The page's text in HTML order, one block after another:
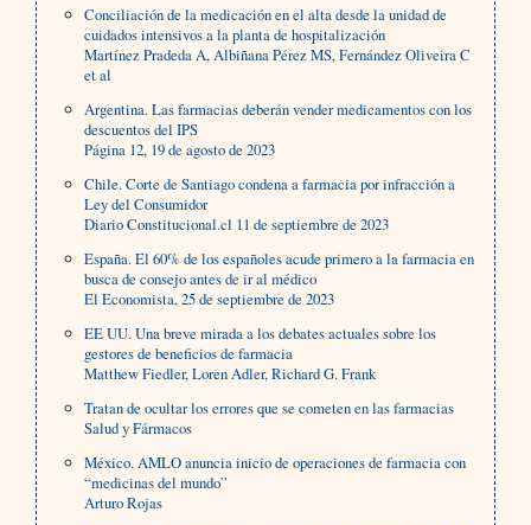
Conciliación de la medicación en el alta desde la unidad de
cuidados intensivos a la planta de hospitalización
Martínez Pradeda A, Albiñana Pérez MS, Fernández Oliveira C
et al
Argentina. Las farmacias deberán vender medicamentos con los
descuentos del IPS
Página 12, 19 de agosto de 2023
Chile. Corte de Santiago condena a farmacia por infracción a
Ley del Consumidor
Diario Constitucional.cl 11 de septiembre de 2023
España. El 60% de los españoles acude primero a la farmacia en
busca de consejo antes de ir al médico
El Economista, 25 de septiembre de 2023
EE UU. Una breve mirada a los debates actuales sobre los
gestores de beneficios de farmacia
Matthew Fiedler, Loren Adler, Richard G. Frank
Tratan de ocultar los errores que se cometen en las farmacias
Salud y Fármacos
México. AMLO anuncia inicio de operaciones de farmacia con
“medicinas del mundo”
Arturo Rojas